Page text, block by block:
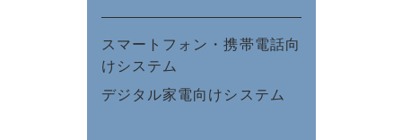
スマートフォン・携帯電話向
けシステム
デジタル家電向けシステム